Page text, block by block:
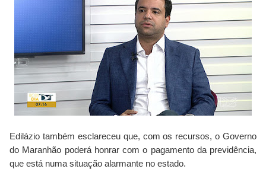
Edilázio também esclareceu que, com os recursos, o Governo
do Maranhão poderá honrar com o pagamento da previdência,
que está numa situação alarmante no estado.